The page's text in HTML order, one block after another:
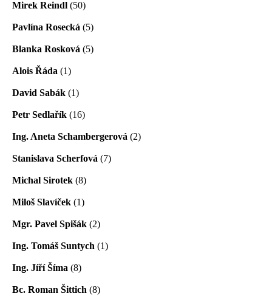
Mirek Reindl (50)
Pavlína Rosecká (5)
Blanka Rosková (5)
Alois Řáda (1)
David Sabák (1)
Petr Sedlařík (16)
Ing. Aneta Schambergerová (2)
Stanislava Scherfová (7)
Michal Sirotek (8)
Miloš Slavíček (1)
Mgr. Pavel Spišák (2)
Ing. Tomáš Suntych (1)
Ing. Jíří Šíma (8)
Bc. Roman Šittich (8)